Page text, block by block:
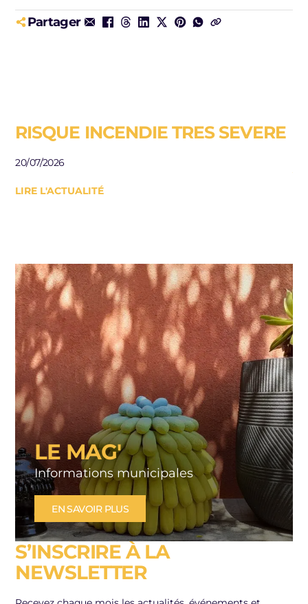
Partager
RISQUE INCENDIE TRES SEVERE
LIRE L'ACTUALITÉ
20/07/2026
LE MAG'
Informations municipales
EN SAVOIR PLUS
S’INSCRIRE À LA
NEWSLETTER